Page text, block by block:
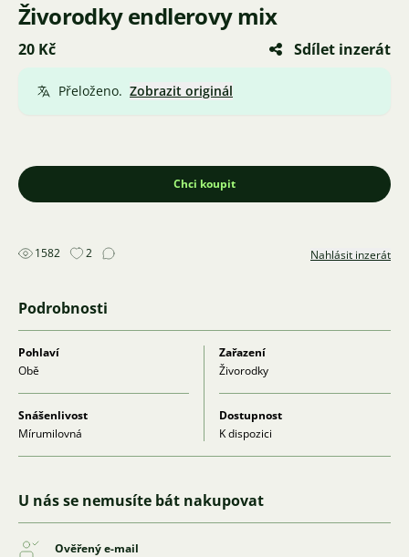
Živorodky endlerovy mix
20 Kč Sdílet inzerát
Přeloženo. Zobrazit originál
Chci koupit
1582 2 Nahlásit inzerát
Podrobnosti
Pohlaví
Obě
Zařazení
Živorodky
Snášenlivost
Mírumilovná
Dostupnost
K dispozici
U nás se nemusíte bát nakupovat
Ověřený e-mail